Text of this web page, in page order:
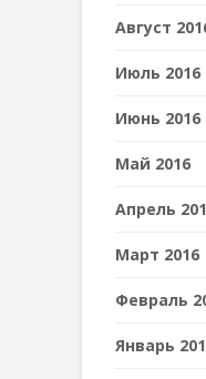
Август
Июль 2016
Июнь 2016
Май 2016
Апрель
Март 2016
Февраль
Январь